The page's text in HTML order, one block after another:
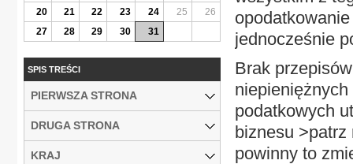
jednocześnie
Brak
podatkowych
biznesu >patrz
powinny to
20
21 22 23 24 25
26
27
28 29 30 31
SPIS TREŚCI
PIERWSZA STRONA
DRUGA STRONA
KRAJ